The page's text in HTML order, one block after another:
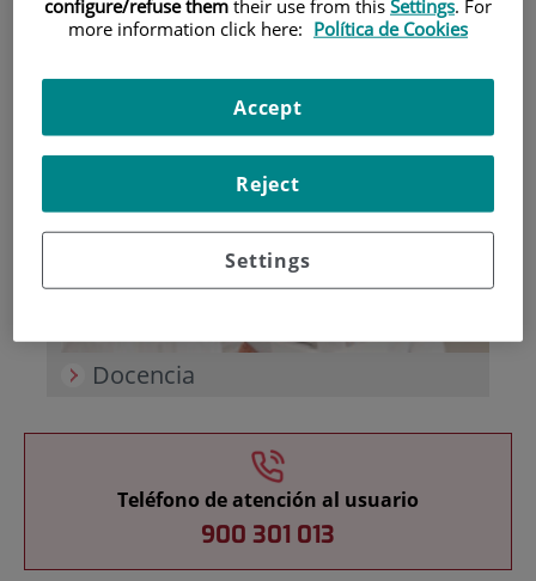
Investigación
Docencia
Teléfono de atención al usuario
900 301 013
configure/refuse them their use from this Settings. For
more information click here: Política de Cookies
Settings
Reject
Accept